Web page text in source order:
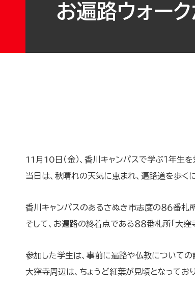
お遍路ウォー
11月10日（金）、香川キャンパスで学ぶ１年生
当日は、秋晴れの天気に恵まれ、遍路道を歩く
香川キャンパスのあるさぬき市志度の８６番札所
そして、お遍路の終着点である８８番札所「大窪
参加した学生は、事前に遍路や仏教についての
大窪寺周辺は、ちょうど紅葉が見頃となってお